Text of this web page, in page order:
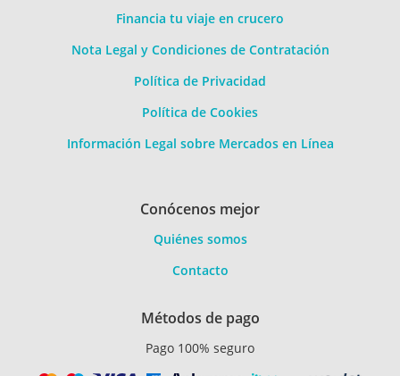
Financia tu viaje en crucero
Nota Legal y Condiciones de Contratación
Política de Privacidad
Política de Cookies
Información Legal sobre Mercados en Línea
Conócenos mejor
Quiénes somos
Contacto
Métodos de pago
Pago 100% seguro